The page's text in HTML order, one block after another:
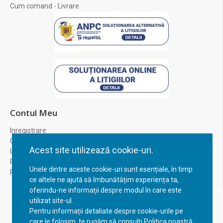
Acest site utilizează cookie-uri.
Unele dintre aceste cookie-uri sunt esențiale, în timp
ce altele ne ajută să îmbunătățim experiența ta,
oferindu-ne informații despre modul în care este
utilizat site-ul.
Pentru informații detaliate despre cookie-urile pe
Cum comand - Livrare
Contul Meu
Inregistrare
Contul meu
Istoric comenzi
Recuperare parola
Returnare produs